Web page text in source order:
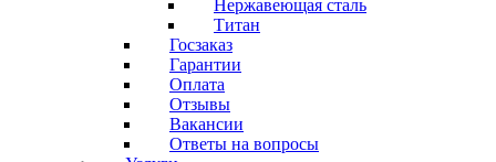
Нержавеющая сталь
Титан
Госзаказ
Гарантии
Оплата
Отзывы
Вакансии
Ответы на вопросы